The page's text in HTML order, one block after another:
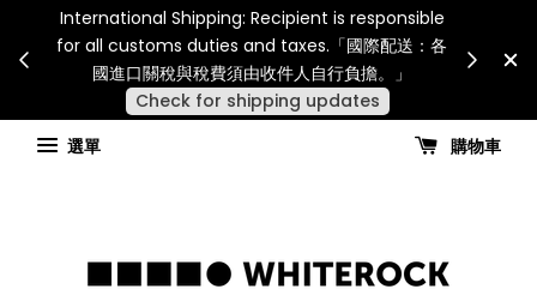
連假期間宅配服務將暫停配送。 如遇假日、天災或其
他不可抗力因素，出貨安排可能調整，敬請見諒
查看國內宅配最新公告
for all
國
選單
購物車